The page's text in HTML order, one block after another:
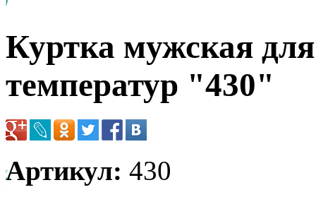
Куртка мужская
температур "430"
Артикул: 430